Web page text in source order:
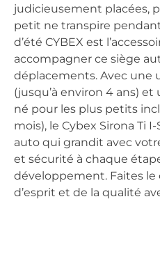
judicieusement placées,
petit ne transpire
d’été CYBEX est
accompagner ce siège
déplacements. Avec une
(jusqu’à environ 4 ans)
né pour les plus petits
mois), le Cybex Sirona Ti
auto qui grandit avec
et sécurité à chaque
développement. Faites
d’esprit et de la qualité